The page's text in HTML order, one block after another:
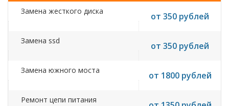
Замена жесткого диска от 350 рублей
Замена ssd от 350 рублей
Замена южного моста от 1800 рублей
Ремонт цепи питания